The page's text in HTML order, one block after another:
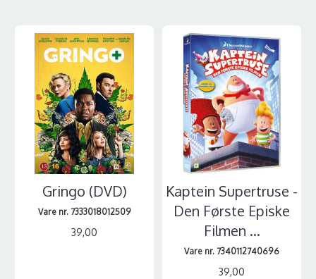
Gringo (DVD)
Vare nr. 7333018012509
39,00
Kaptein Supertruse -
Den Første Episke
Filmen ...
Vare nr. 7340112740696
39,00